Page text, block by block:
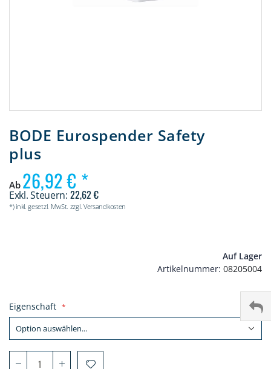
Anfang
der
Bildergalerie
springen
BODE Eurospender Safety
plus
Ab 26,92 €
22,62 €
*) inkl. gesetzl. MwSt. zzgl. Versandkosten
Auf Lager
Artikelnummer 08205004
Eigenschaft